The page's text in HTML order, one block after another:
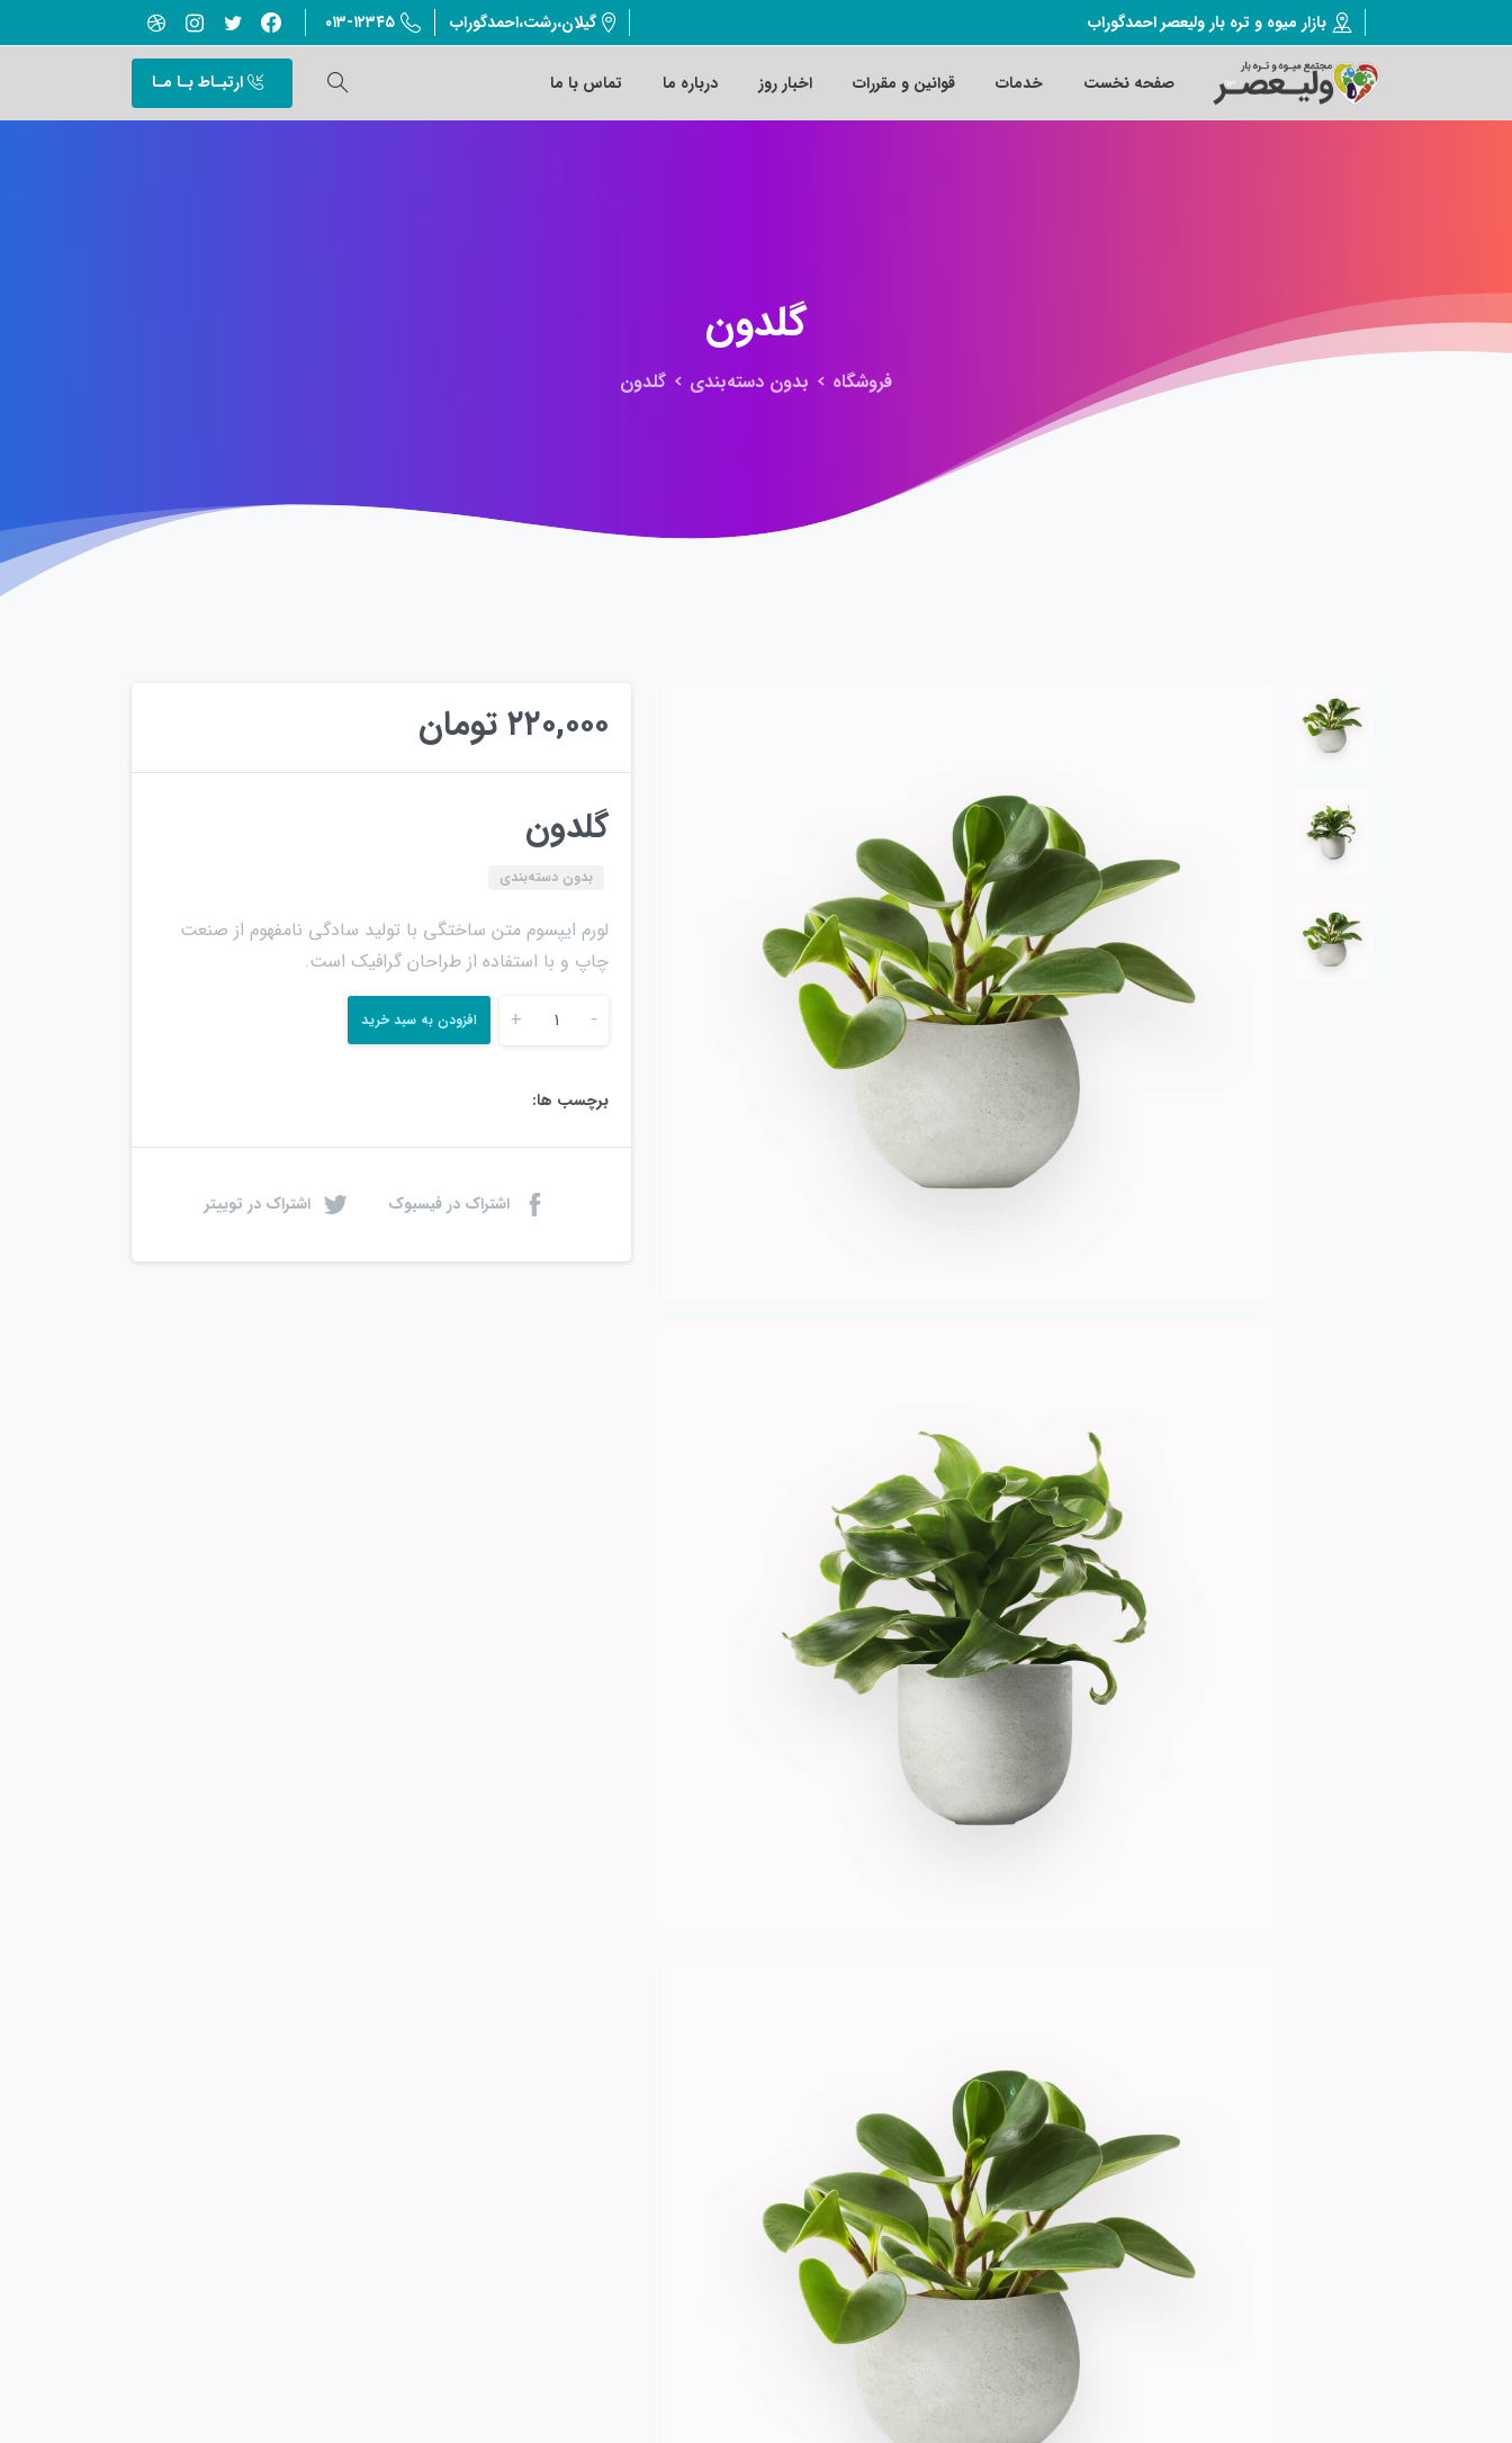
بازار میوه و تره بار ولیعصر احمدگوراب گیلان،رشت،احمدگوراب ۰۱۳-۱۲۳۴۵
صفحه نخست خدمات قوانین و مقررات اخبار روز درباره ما تماس با ما ارتبـاط بـا مـا
گلدون
فروشگاه بدون دسته‌بندی گلدون
۲۲۰,۰۰۰تومان
گلدون
بدون دسته‌بندی
لورم ایپسوم متن ساختگی با تولید سادگی نامفهوم از صنعت
چاپ و با استفاده از طراحان گرافیک است.
-
+ افزودن به سبد خرید
برچسب ها:
اشتراک در فیسبوک اشتراک در توییتر